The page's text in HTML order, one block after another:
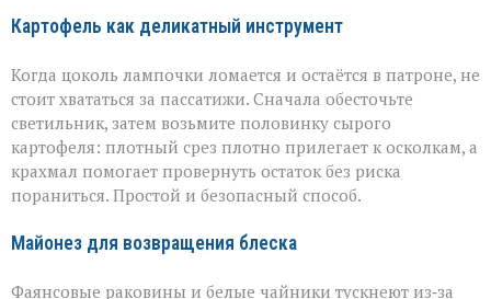
Картофель как деликатный инструмент
Когда цоколь лампочки ломается и остаётся в патроне, не
стоит хвататься за пассатижи. Сначала обесточьте
светильник, затем возьмите половинку сырого
картофеля: плотный срез плотно прилегает к осколкам, а
крахмал помогает провернуть остаток без риска
пораниться. Простой и безопасный способ.
Майонез для возвращения блеска
Фаянсовые раковины и белые чайники тускнеют из‑за